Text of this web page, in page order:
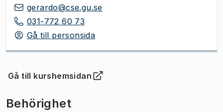
gerardo@cse.gu.se
031-772 60 73
Gå till personsida
Gå till kurshemsidan
(Öppnas i ny flik)
Behörighet